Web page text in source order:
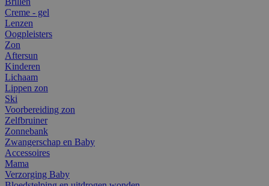
Creme - gel
Lenzen
Oogpleisters
Zon
Aftersun
Kinderen
Lichaam
Lippen zon
Ski
Voorbereiding zon
Zelfbruiner
Zonnebank
Zwangerschap en Baby
Accessoires
Mama
Verzorging Baby